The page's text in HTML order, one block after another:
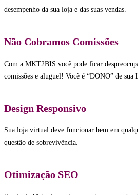
desempenho da sua loja e das suas vendas.
Não Cobramos Comissões
Com a MKT2BIS você pode ficar
comissões e aluguel! Você é “DONO” de sua
Design Responsivo
Sua loja virtual deve funcionar bem em
questão de sobrevivência.
Otimização SEO